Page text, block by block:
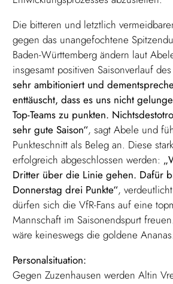
Die bitteren und letztlich
gegen das unangefochtene
Baden-Württemberg ändern laut
insgesamt positiven Saisonverlauf
sehr ambitioniert und
enttäuscht, dass es uns nicht
Top-Teams zu punkten.
sehr gute Saison“, sagt Abele und
Punkteschnitt als Beleg an. Diese
erfolgreich abgeschlossen werden:
Dritter über die Linie gehen. Dafür
Donnerstag drei Punkte“,
dürfen sich die VfR-Fans auf eine
Mannschaft im Saisonendspurt
wäre keineswegs die goldene Ananas.
Personalsituation:
Gegen Zuzenhausen werden Altin